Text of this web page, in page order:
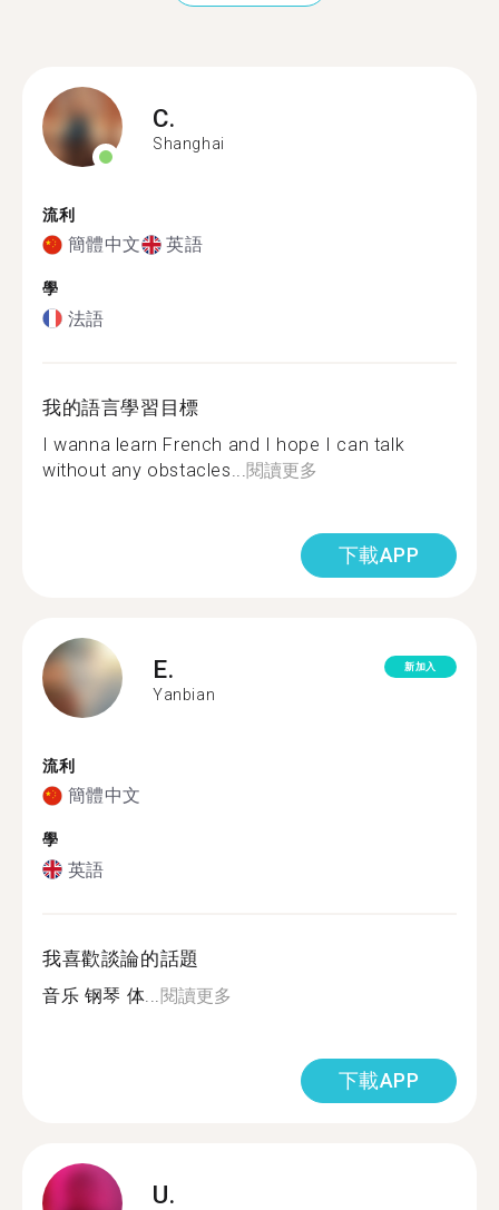
C.
Shanghai
流利
簡體中文 英語
學
法語
我的語言學習目標
I wanna learn French and I hope I can talk
without any obstacles... 閱讀更多
下載APP
E.
Yanbian
新加入
流利
簡體中文
學
英語
我喜歡談論的話題
音乐 钢琴 体... 閱讀更多
下載APP
U.